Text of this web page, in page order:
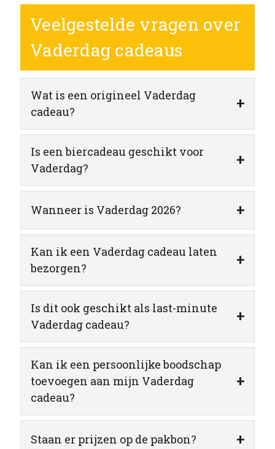
Veelgestelde vragen over
Vaderdag cadeaus
Wat is een origineel Vaderdag
cadeau?
+
Is een biercadeau geschikt voor
Vaderdag?
+
Wanneer is Vaderdag 2026? +
Kan ik een Vaderdag cadeau laten
bezorgen?
+
Is dit ook geschikt als last-minute
Vaderdag cadeau?
+
Kan ik een persoonlijke boodschap
toevoegen aan mijn Vaderdag
cadeau?
+
Staan er prijzen op de pakbon? +